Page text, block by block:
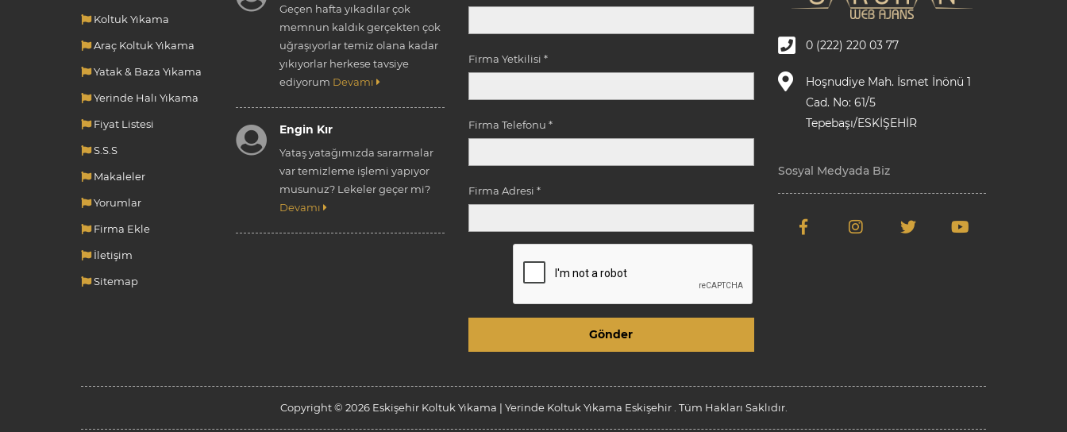
Koltuk Yıkama
Araç Koltuk Yıkama
Yatak & Baza Yıkama
Yerinde Halı Yıkama
Fiyat Listesi
S.S.S
Makaleler
Yorumlar
Firma Ekle
İletişim
Sitemap
Geçen hafta yıkadılar çok
memnun kaldık gerçekten çok
uğraşıyorlar temiz olana kadar
yıkıyorlar herkese tavsiye
ediyorum Devamı
Engin Kır
Yataş yatağımızda sararmalar
var temizleme işlemi yapıyor
musunuz? Lekeler geçer mi?
Devamı
Firma Yetkilisi *
Firma Telefonu *
Firma Adresi *
0 (222) 220 03 77
Hoşnudiye Mah. İsmet İnönü 1
Cad. No: 61/5
Tepebaşı/ESKİŞEHİR
Sosyal Medyada Biz
Copyright © 2026 Eskişehir Koltuk Yıkama | Yerinde Koltuk Yıkama Eskişehir . Tüm Hakları Saklıdır.